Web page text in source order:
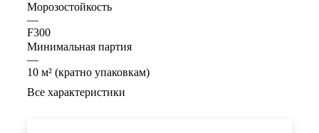
Морозостойкость
—
F300
Минимальная партия
—
10 м² (кратно упаковкам)
Все характеристики